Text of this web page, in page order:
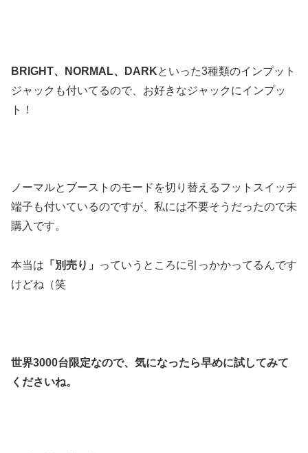
BRIGHT、NORMAL、DARKといった3種類のインプット
ジャックも付いてるので、お好きなジャックにインプッ
ト！
ノーマルとブーストのモードを切り替えるフットスイッチ
端子も付いているのですが、私には不要そうだったので未
購入です。
本当は 「別売り」
っていうところに引っかかってるんです
けどね（笑
世界3000台限定なので、気になったら早めに試してみて
くださいね。